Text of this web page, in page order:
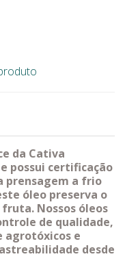
da Cativa
possui certificação
prensagem a frio
óleo preserva o
Nossos óleos
de qualidade,
agrotóxicos e
desde